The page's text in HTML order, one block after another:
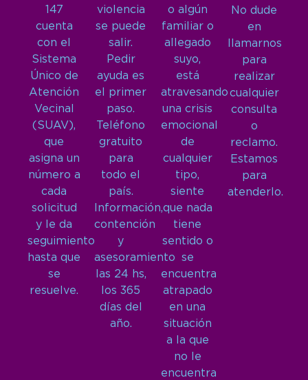
147
cuenta
con el
Sistema
Único de
Atención
Vecinal
(SUAV),
que
asigna un
número a
cada
solicitud
y le da
seguimiento
hasta que
se
resuelve.
violencia
se puede
salir.
Pedir
ayuda es
el primer
paso.
Teléfono
gratuito
para
todo el
país.
Información,
contención
y
asesoramiento
las 24 hs,
los 365
días del
año.
o algún
familiar o
allegado
suyo,
está
atravesando
una crisis
emocional
de
cualquier
tipo,
siente
que nada
tiene
sentido o
se
encuentra
atrapado
en una
situación
a la que
no le
encuentra
No dude
en
llamarnos
para
realizar
cualquier
consulta
o
reclamo.
Estamos
para
atenderlo.